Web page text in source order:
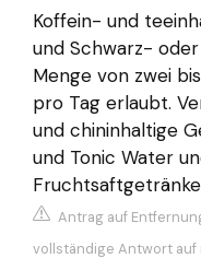
Koffein- und
und Schwarz-
Menge von zwei
pro Tag erlaubt.
und chininhaltige
und Tonic Water
Antrag auf
vollständige Antwort auf